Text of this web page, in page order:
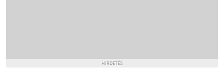
HIRDETÉS